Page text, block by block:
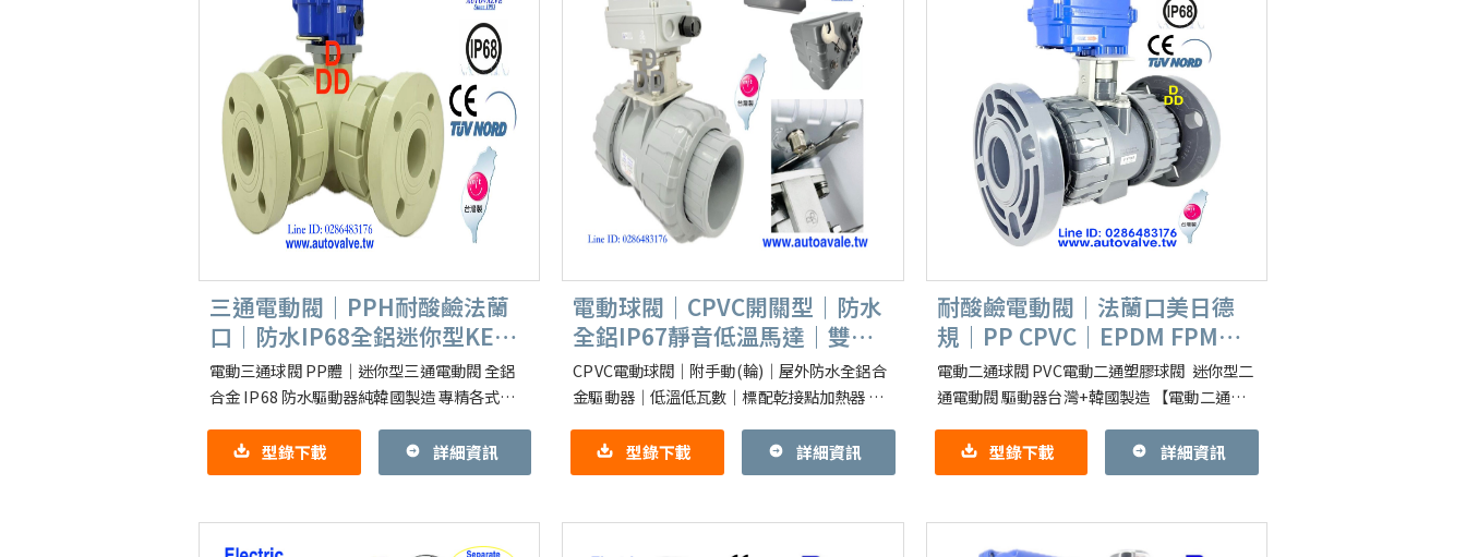
三通電動閥｜PPH耐酸鹼法蘭
口｜防水IP68全鋁迷你型KE｜
Smart DC
電動三通球閥 PP體｜迷你型三通電動閥 全鋁
合金 IP68 防水驅動器純韓國製造 專精各式
關三通切換型｜比例智慧控
型錄下載 詳細資訊
電動球閥｜CPVC開關型｜防水
全鋁IP67靜音低溫馬達｜雙由
另插管
CPVC電動球閥｜附手動(輪)｜屋外防水全鋁合
金驅動器｜低溫低瓦數｜標配乾接點加熱器 1.
標配
型錄下載 詳細資訊
耐酸鹼電動閥｜法蘭口美日德
規｜PP CPVC｜EPDM FPM｜
開關型或比例式
電動二通球閥 PVC電動二通塑膠球閥 迷你型二
通電動閥 驅動器台灣+韓國製造 【電動二通球
二通三通電動閥 1.簡介
型錄下載 詳細資訊